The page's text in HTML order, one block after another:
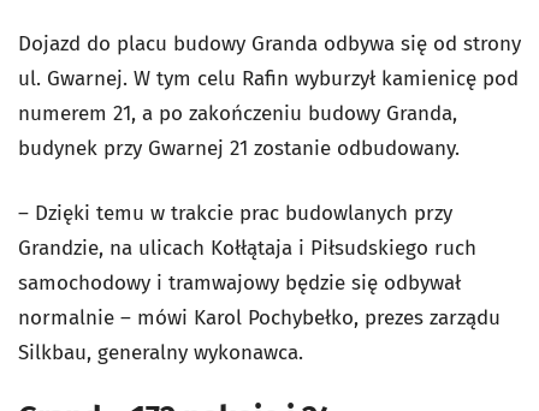
Dojazd do placu budowy Granda odbywa się od strony
ul. Gwarnej. W tym celu Rafin wyburzył kamienicę pod
numerem 21, a po zakończeniu budowy Granda,
budynek przy Gwarnej 21 zostanie odbudowany.
– Dzięki temu w trakcie prac budowlanych przy
Grandzie, na ulicach Kołłątaja i Piłsudskiego ruch
samochodowy i tramwajowy będzie się odbywał
normalnie – mówi Karol Pochybełko, prezes zarządu
Silkbau, generalny wykonawca.